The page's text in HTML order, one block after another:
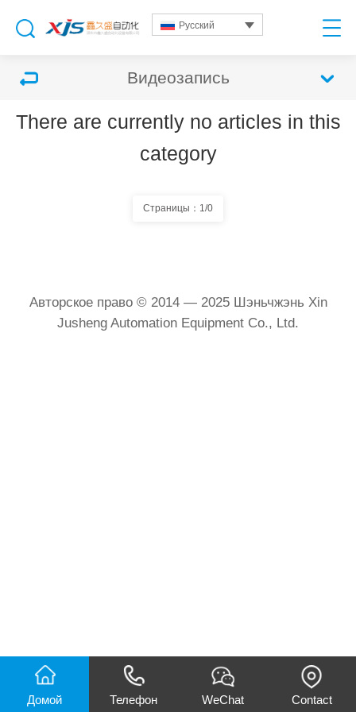
Русский
Видеозапись
There are currently no articles in this
category
Страницы：1/0
Авторское право © 2014 — 2025 Шэньчжэнь Xin
Jusheng Automation Equipment Co., Ltd.
Домой Телефон WeChat Contact